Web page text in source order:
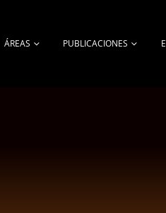
ÁREAS PUBLICACIONES